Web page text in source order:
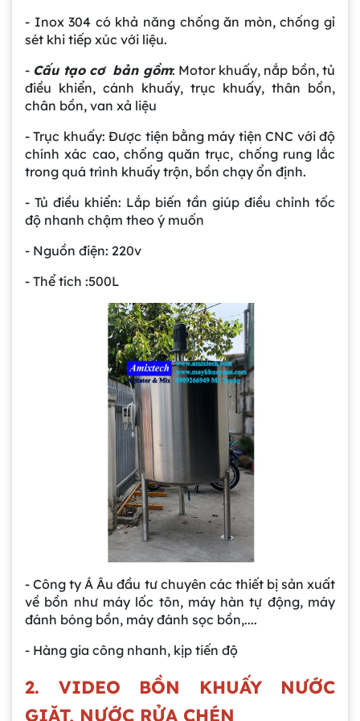
- Inox 304 có khả năng chống ăn mòn, chống gỉ
sét khi tiếp xúc với liệu.
- Cấu tạo cơ bản gồm: Motor khuấy, nắp bồn, tủ
điều khiển, cánh khuấy, trục khuấy, thân bồn,
chân bồn, van xả liệu
- Trục khuấy: Được tiện bằng máy tiện CNC với độ
chính xác cao, chống quăn trục, chống rung lắc
trong quá trình khuấy trộn, bồn chạy ổn định.
- Tủ điều khiển: Lắp biến tần giúp điều chỉnh tốc
độ nhanh chậm theo ý muốn
- Nguồn điện: 220v
- Thể tích :500L
- Công ty Á Âu đầu tư chuyên các thiết bị sản xuất
về bồn như máy lốc tôn, máy hàn tự động, máy
đánh bóng bồn, máy đánh sọc bồn,....
- Hàng gia công nhanh, kịp tiến độ
2. VIDEO BỒN KHUẤY NƯỚC
GIẶT, NƯỚC RỬA CHÉN
Gia công bồn khuấy, silo chứa nguyên liệu
tại công ty Á Âu
Bồn khuấy công nghiệp là gì? Ứng dụng, cấu
tạo và cách chọn mua hiệu quả
Bồn Khuấy Phụ Gia Sơn - Giải Pháp Tối Ưu
Cho Ngành Sơn Phủ